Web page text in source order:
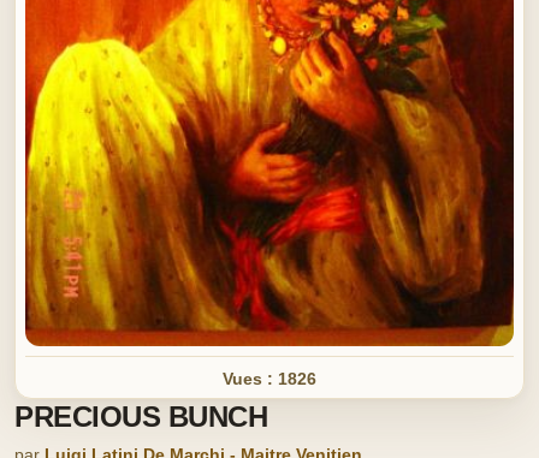
Vues : 1826
PRECIOUS BUNCH